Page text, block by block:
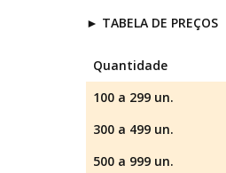
► TABELA DE PREÇOS
Quantidade
100 a 299 un.
300 a 499 un.
500 a 999 un.